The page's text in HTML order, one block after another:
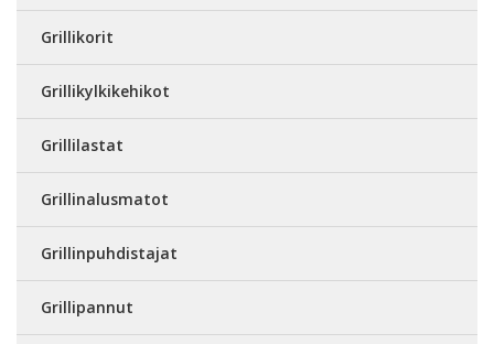
Grillikorit
Grillikylkikehikot
Grillilastat
Grillinalusmatot
Grillinpuhdistajat
Grillipannut